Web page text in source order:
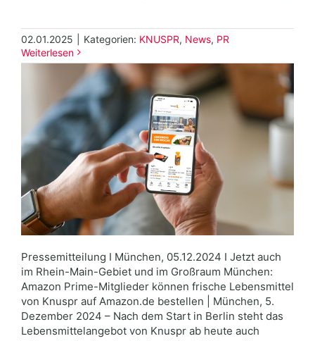
02.01.2025 Kategorien: KNUSPR, News, PR
Weiterlesen
Pressemitteilung I München, 05.12.2024 I Jetzt auch
im Rhein-Main-Gebiet und im Großraum München:
Amazon Prime-Mitglieder können frische Lebensmittel
von Knuspr auf Amazon.de bestellen | München, 5.
Dezember 2024 – Nach dem Start in Berlin steht das
Lebensmittelangebot von Knuspr ab heute auch